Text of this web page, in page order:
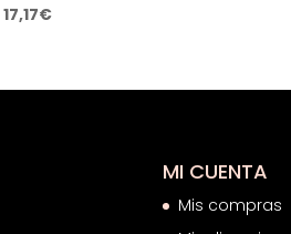
El
era:
17,17€El
es:
MI CUENTA
Mis compras